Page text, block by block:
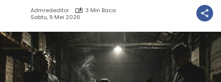
Admrededitor
3 Min Baca
Sabtu, 9 Mei 2026